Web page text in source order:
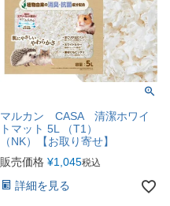
マルカン CASA 清潔ホワイ
トマット 5L （T1）
（NK）【お取り寄せ】
販売価格 ¥1,045税込
詳細を見る